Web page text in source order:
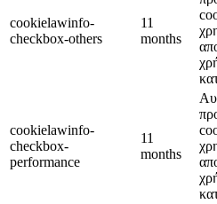
cookielawinfo-
checkbox-others
11
months
cookielawinfo-
checkbox-
performance
11
months